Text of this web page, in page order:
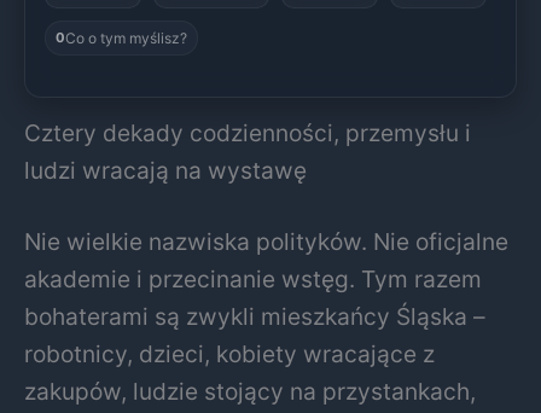
0Co o tym myślisz?
Cztery dekady codzienności, przemysłu i
ludzi wracają na wystawę
Nie wielkie nazwiska polityków. Nie oficjalne
akademie i przecinanie wstęg. Tym razem
bohaterami są zwykli mieszkańcy Śląska –
robotnicy, dzieci, kobiety wracające z
zakupów, ludzie stojący na przystankach,